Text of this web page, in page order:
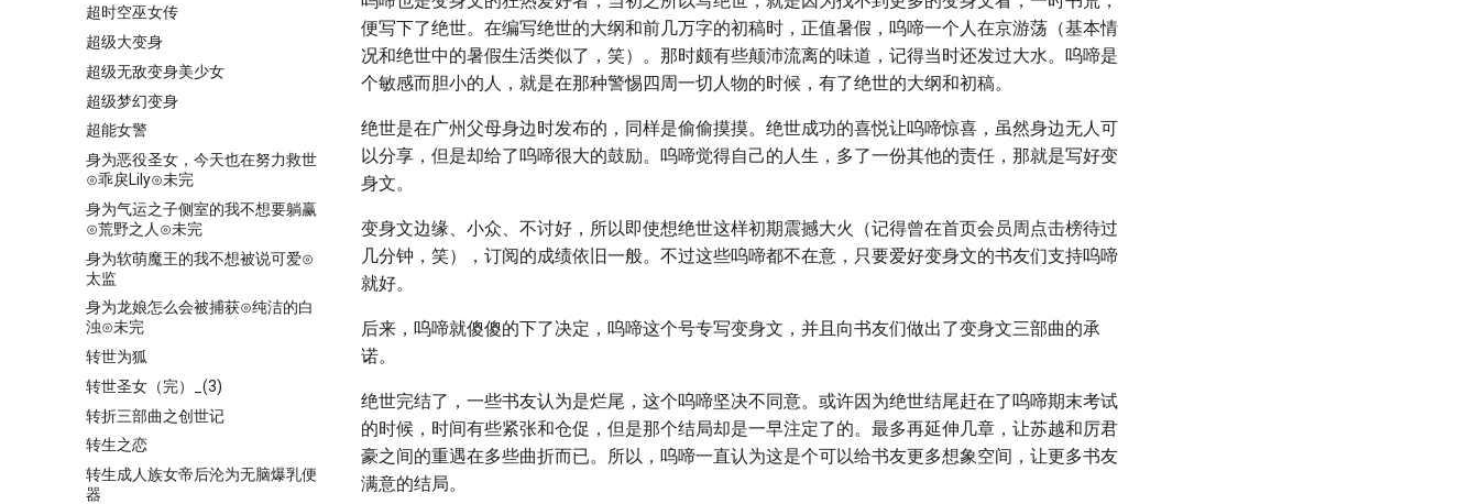
超时空巫女传
超级大变身
超级无敌变身美少女
超级梦幻变身
超能女警
身为恶役圣女，今天也在努力救世
⊙乖戾Lily⊙未完
身为气运之子侧室的我不想要躺赢
⊙荒野之人⊙未完
身为软萌魔王的我不想被说可爱⊙
太监
身为龙娘怎么会被捕获⊙纯洁的白
浊⊙未完
转世为狐
转世圣女（完）_(3)
转折三部曲之创世记
转生之恋
转生成人族女帝后沦为无脑爆乳便
器
便写下了绝世。在编写绝世的大纲和前几万字的初稿时，正值暑假，呜啼一个人在京游荡（基本情
况和绝世中的暑假生活类似了，笑）。那时颇有些颠沛流离的味道，记得当时还发过大水。呜啼是
个敏感而胆小的人，就是在那种警惕四周一切人物的时候，有了绝世的大纲和初稿。
绝世是在广州父母身边时发布的，同样是偷偷摸摸。绝世成功的喜悦让呜啼惊喜，虽然身边无人可
以分享，但是却给了呜啼很大的鼓励。呜啼觉得自己的人生，多了一份其他的责任，那就是写好变
身文。
变身文边缘、小众、不讨好，所以即使想绝世这样初期震撼大火（记得曾在首页会员周点击榜待过
几分钟，笑），订阅的成绩依旧一般。不过这些呜啼都不在意，只要爱好变身文的书友们支持呜啼
就好。
后来，呜啼就傻傻的下了决定，呜啼这个号专写变身文，并且向书友们做出了变身文三部曲的承
诺。
绝世完结了，一些书友认为是烂尾，这个呜啼坚决不同意。或许因为绝世结尾赶在了呜啼期末考试
的时候，时间有些紧张和仓促，但是那个结局却是一早注定了的。最多再延伸几章，让苏越和厉君
豪之间的重遇在多些曲折而已。所以，呜啼一直认为这是个可以给书友更多想象空间，让更多书友
满意的结局。